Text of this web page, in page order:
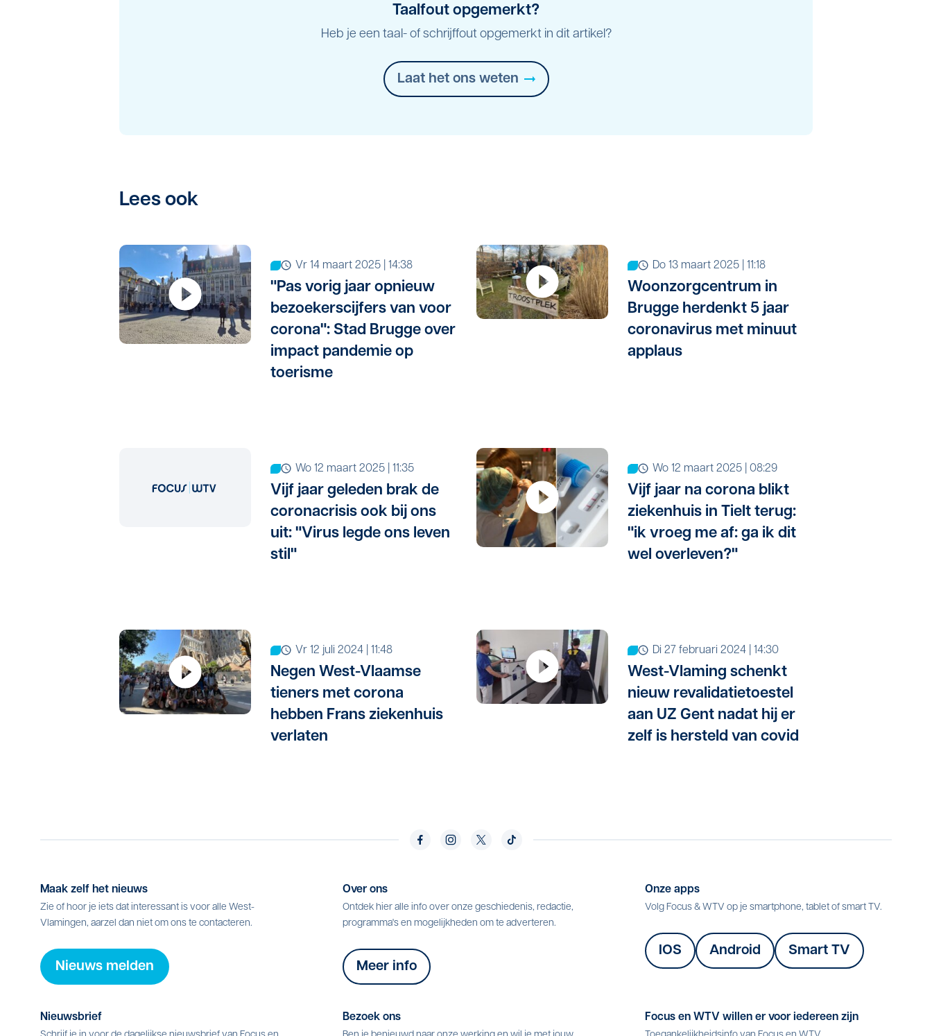
Taalfout opgemerkt?
Heb je een taal- of schrijffout opgemerkt in dit artikel?
Laat het ons weten
Lees ook
vr 14 maart 2025 | 14:38
"Pas vorig jaar opnieuw
bezoekerscijfers van voor
corona": Stad Brugge over
impact pandemie op
toerisme
do 13 maart 2025 | 11:18
Woonzorgcentrum in
Brugge herdenkt 5 jaar
coronavirus met minuut
applaus
wo 12 maart 2025 | 11:35
Vijf jaar geleden brak de
coronacrisis ook bij ons
uit: "Virus legde ons leven
stil"
wo 12 maart 2025 | 08:29
Vijf jaar na corona blikt
ziekenhuis in Tielt terug:
"ik vroeg me af: ga ik dit
wel overleven?"
vr 12 juli 2024 | 11:48
Negen West-Vlaamse
tieners met corona
hebben Frans ziekenhuis
verlaten
di 27 februari 2024 | 14:30
West-Vlaming schenkt
nieuw revalidatietoestel
aan UZ Gent nadat hij er
zelf is hersteld van covid
Maak zelf het nieuws
Zie of hoor je iets dat interessant is voor alle West-
Vlamingen, aarzel dan niet om ons te contacteren.
Nieuws melden
Over ons
Ontdek hier alle info over onze geschiedenis, redactie,
programma's en mogelijkheden om te adverteren.
Meer info
Onze apps
Volg Focus & WTV op je smartphone, tablet of smart TV.
IOS Android Smart TV
Nieuwsbrief Bezoek ons Focus en WTV willen er voor iedereen zijn